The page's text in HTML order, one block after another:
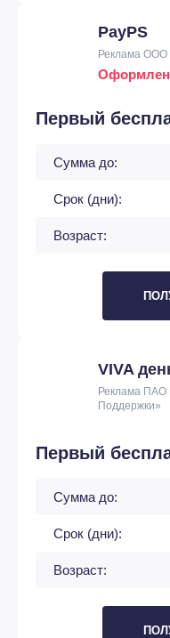
PayPS
Реклама
Первый
Сумма до:
Срок (дни):
Возраст:
VIVA
Реклама ПАО
Поддержки»
Первый
Сумма до:
Срок (дни):
Возраст: